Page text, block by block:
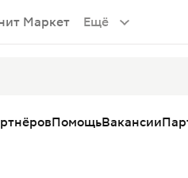
Маркет Ещё
ПомощьВакансии